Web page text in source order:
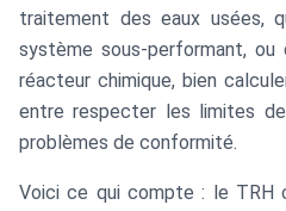
traitement des eaux usées,
système sous-performant, ou
réacteur chimique, bien
entre respecter les limites
problèmes de conformité.
Voici ce qui compte : le TRH